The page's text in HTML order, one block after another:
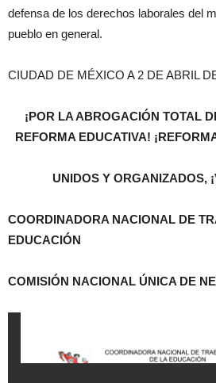
defensa de los derechos laborales del
pueblo en general.
CIUDAD DE MÉXICO A 2 DE ABRIL
¡POR LA ABROGACIÓN TOTAL
REFORMA EDUCATIVA!
UNIDOS Y ORGANIZADOS,
COORDINADORA NACIONAL DE
EDUCACIÓN
COMISIÓN NACIONAL ÚNICA DE